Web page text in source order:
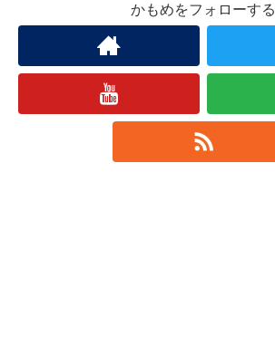
かもめをフォローする